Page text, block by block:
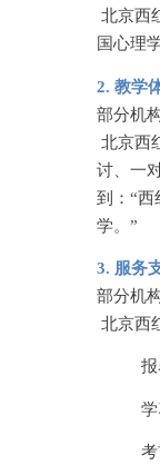
北京西
国心理
2. 教学
部分机
北京西
讨、一
到：“西
学。”
3. 服务
部分机
北京西